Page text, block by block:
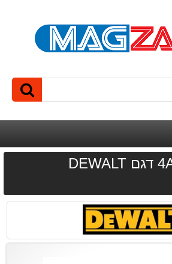
פטישון 4AH 18V דגם DEWALT